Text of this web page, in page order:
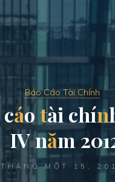
Báo Cáo Tài Chính
cáo tài chín
IVnăm 201
THÁNG MỘT 15,